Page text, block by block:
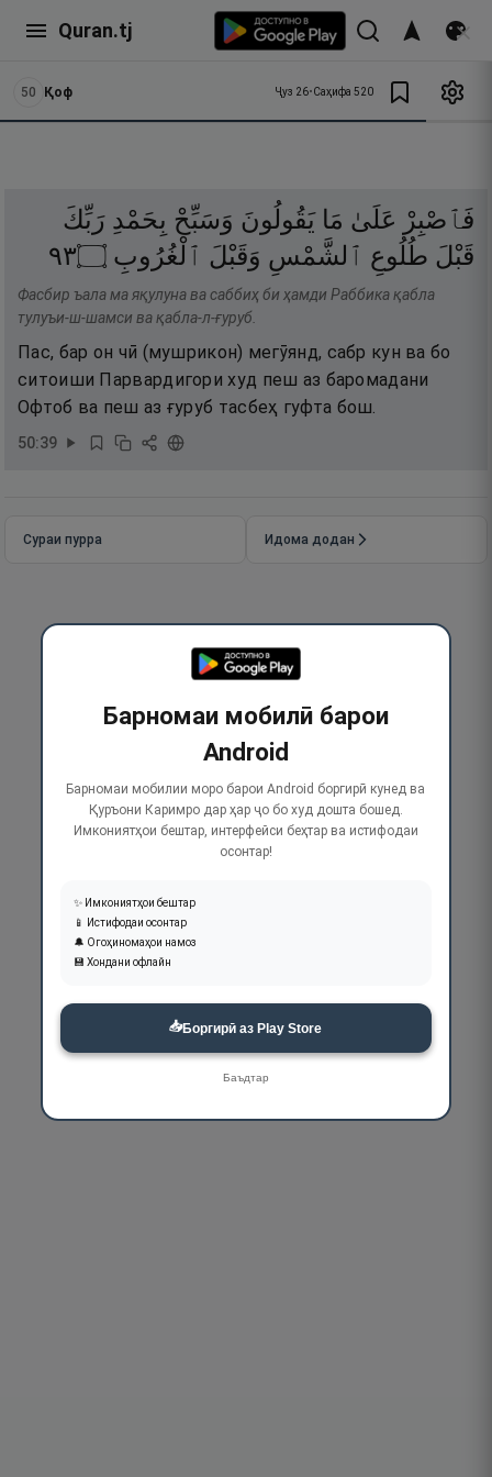
Quran.tj
50 Қоф Ҷуз 26•Саҳифа 520
فَٱصْبِرْ عَلَىٰ مَا يَقُولُونَ وَسَبِّحْ بِحَمْدِ رَبِّكَ
قَبْلَ طُلُوعِ ٱلشَّمْسِ وَقَبْلَ ٱلْغُرُوبِ ۝٣٩
Фасбир ъала ма яқулуна ва саббиҳ би ҳамди Раббика қабла
тулуъи-ш-шамси ва қабла-л-ғуруб.
Пас, бар он чӣ (мушрикон) мегӯянд, сабр кун ва бо
ситоиши Парвардигори худ пеш аз баромадани
Офтоб ва пеш аз ғуруб тасбеҳ гуфта бош.
50:39
Сураи пурра Идома додан
Барномаи мобилӣ барои
Android
Барномаи мобилии моро барои Android боргирӣ кунед ва
Қуръони Каримро дар ҳар ҷо бо худ дошта бошед.
Имкониятҳои бештар, интерфейси беҳтар ва истифодаи
осонтар!
✨ Имкониятҳои бештар
📱 Истифодаи осонтар
🔔 Огоҳиномаҳои намоз
💾 Хондани офлайн
📥Боргирӣ аз Play Store
Баъдтар